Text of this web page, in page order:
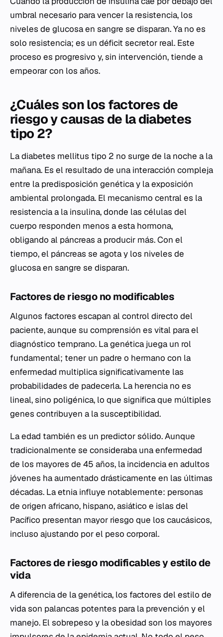
umbral necesario para vencer la resistencia, los
niveles de glucosa en sangre se disparan. Ya no es
solo resistencia; es un déficit secretor real. Este
proceso es progresivo y, sin intervención, tiende a
empeorar con los años.
¿Cuáles son los factores de
riesgo y causas de la diabetes
tipo 2?
La diabetes mellitus tipo 2 no surge de la noche a la
mañana. Es el resultado de una interacción compleja
entre la predisposición genética y la exposición
ambiental prolongada. El mecanismo central es la
resistencia a la insulina, donde las células del
cuerpo responden menos a esta hormona,
obligando al páncreas a producir más. Con el
tiempo, el páncreas se agota y los niveles de
glucosa en sangre se disparan.
Factores de riesgo no modificables
Algunos factores escapan al control directo del
paciente, aunque su comprensión es vital para el
diagnóstico temprano. La genética juega un rol
fundamental; tener un padre o hermano con la
enfermedad multiplica significativamente las
probabilidades de padecerla. La herencia no es
lineal, sino poligénica, lo que significa que múltiples
genes contribuyen a la susceptibilidad.
La edad también es un predictor sólido. Aunque
tradicionalmente se consideraba una enfermedad
de los mayores de 45 años, la incidencia en adultos
jóvenes ha aumentado drásticamente en las últimas
décadas. La etnia influye notablemente: personas
de origen africano, hispano, asiático e islas del
Pacífico presentan mayor riesgo que los caucásicos,
incluso ajustando por el peso corporal.
Factores de riesgo modificables y estilo de
vida
A diferencia de la genética, los factores del estilo de
vida son palancas potentes para la prevención y el
manejo. El sobrepeso y la obesidad son los mayores